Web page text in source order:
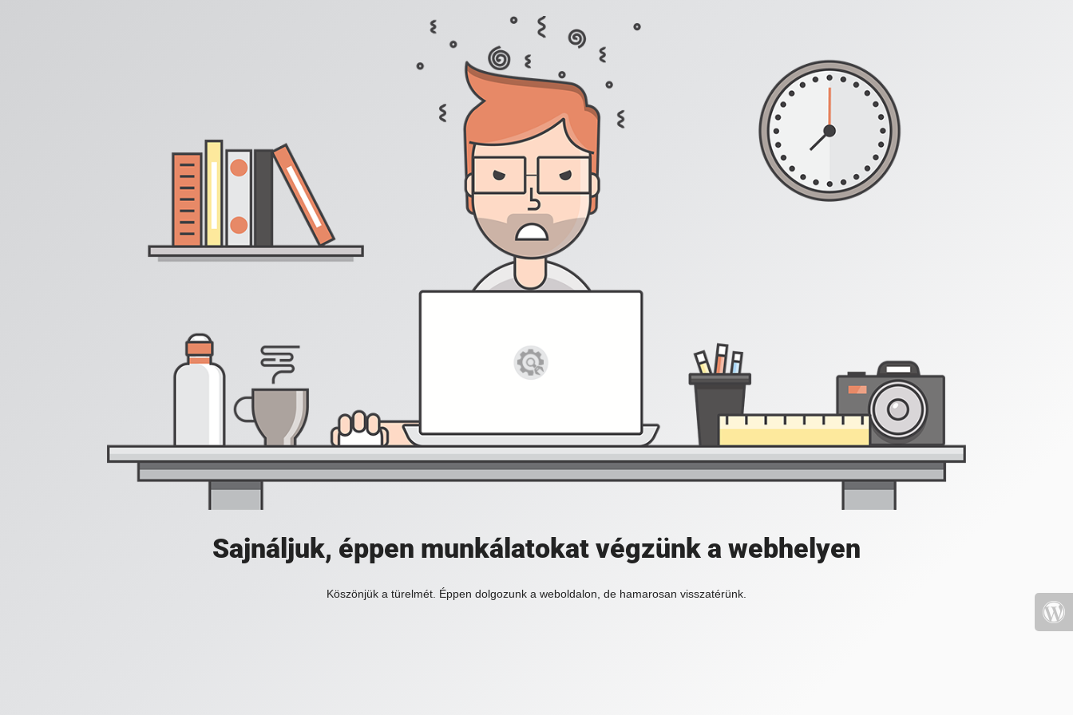
Sajnáljuk, éppen munkálatokat végzünk a webhelyen
Köszönjük a türelmét. Éppen dolgozunk a weboldalon, de hamarosan visszatérünk.